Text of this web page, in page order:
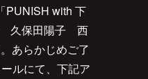
PUNISH with 下
久保田陽子 西
あらかじめご了
ルにて、下記ア